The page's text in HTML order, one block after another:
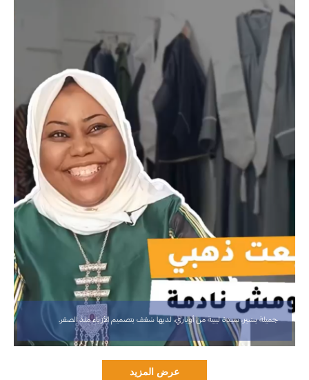
جميلة بشير، سيدة ليبية من أوباري، لديها شغف بتصميم الأزياء منذ الصغر.